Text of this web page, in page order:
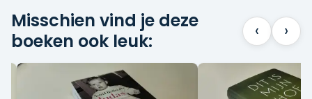
Misschien vind je deze
boeken ook leuk:
‹ ›